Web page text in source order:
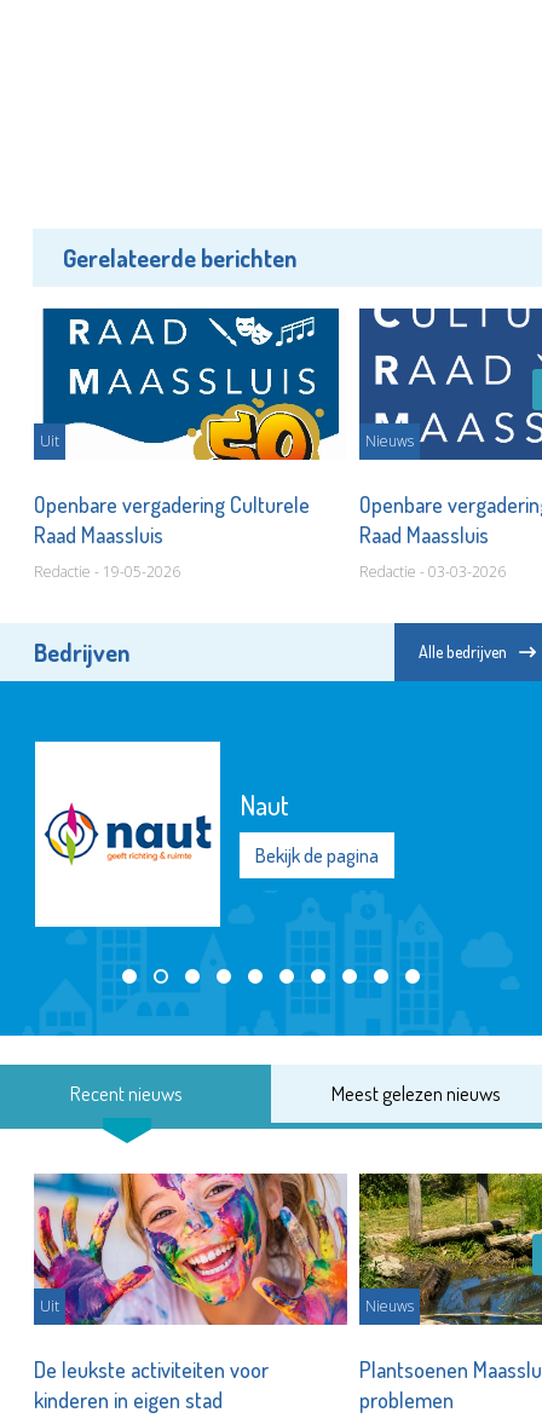
Gerelateerde berichten
Uit
Openbare vergadering Culturele
Raad Maassluis
Redactie - 19-05-2026
Nieuws
Openbare
Raad Maassluis
Redactie - 03-03-2026
Bedrijven Alle bedrijven
Naut
Bekijk de pagina
Recent nieuws Meest gelezen nieuws
Uit
De leukste activiteiten voor
kinderen in eigen stad
Nieuws
Plantsoenen
problemen